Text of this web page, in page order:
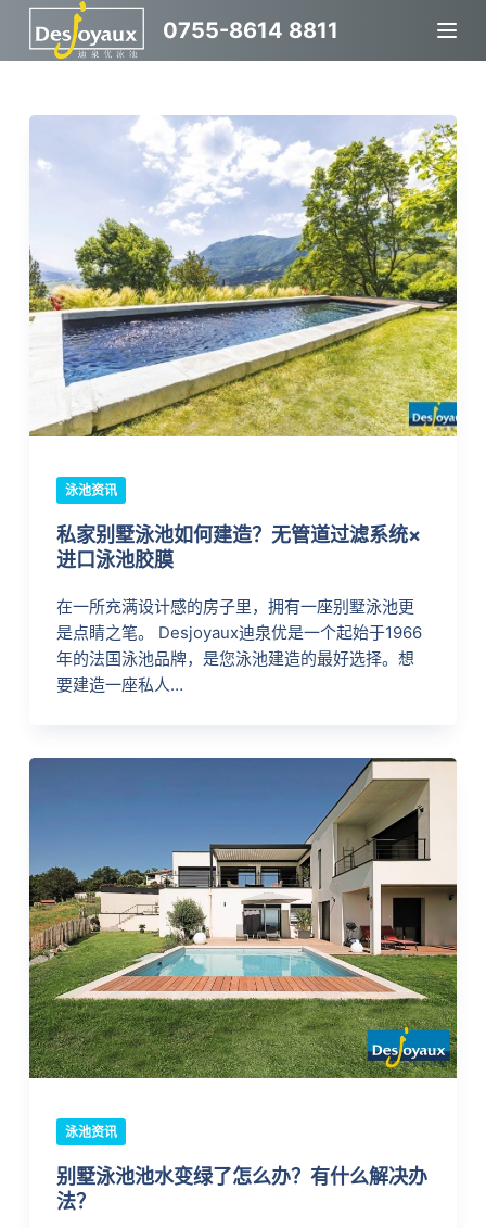
跳
过
容
0755-8614 8811
泳池资讯
私家别墅泳池如何建造？无管道过滤系统×
进口泳池胶膜
在一所充满设计感的房子里，拥有一座别墅泳池更
是点睛之笔。 Desjoyaux迪泉优是一个起始于1966
年的法国泳池品牌，是您泳池建造的最好选择。想
要建造一座私人…
泳池资讯
别墅泳池池水变绿了怎么办？有什么解决办
法？